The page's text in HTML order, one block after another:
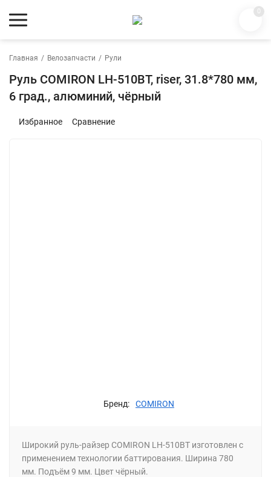
0
Главная / Велозапчасти / Рули
Руль COMIRON LH-510BT, riser, 31.8*780 мм,
6 град., алюминий, чёрный
Избранное Сравнение
Бренд: COMIRON
Широкий руль-райзер COMIRON LH-510BT изготовлен с
применением технологии баттирования. Ширина 780
мм. Подъём 9 мм. Цвет чёрный.